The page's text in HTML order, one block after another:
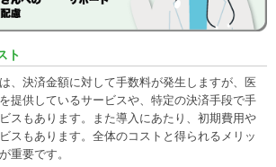
ト
、決済金額に対して手数料が発生しますが、医
提供しているサービスや、特定の決済手段で手
スもあります。また導入にあたり、初期費用や
スもあります。全体のコストと得られるメリッ
重要です。